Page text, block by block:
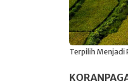
Terpilih Menjadi